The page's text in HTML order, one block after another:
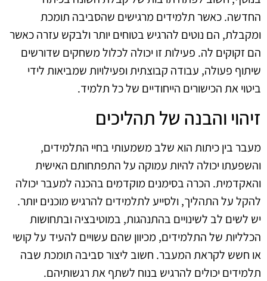
החדשה. כאשר תלמידים מרגישים שהסביבה תומכת
ומקבלת, הם נוטים להרגיש בטוחים יותר ולבקש עזרה כאשר
הם זקוקים לה. פעילות זו יכולה לכלול משחקים שדורשים
שיתוף פעולה, עבודה קבוצתית ופעילויות שמביאות לידי
ביטוי את הכישורים הייחודיים של כל תלמיד.
זיהוי והבנה של תהליכים
מעבר בין כיתות הוא שלב משמעותי בחיי התלמידים,
והשפעתו יכולה להיות עמוקה על התפתחותם האישית
והאקדמית. הכרה בסימנים מוקדמים בהכנה למעבר יכולה
להקל על התהליך, ולסייע לתלמידים להרגיש מוכנים יותר.
יש לשים לב לשינויים בהתנהגות, במוטיבציה ובתחושות
הכלליות של התלמידים, מכיוון שהם עשויים להעיד על קושי
או חשש לקראת המעבר. חשוב ליצור סביבה תומכת שבה
תלמידים יכולים להרגיש בנוח לשתף את רגשותיהם.